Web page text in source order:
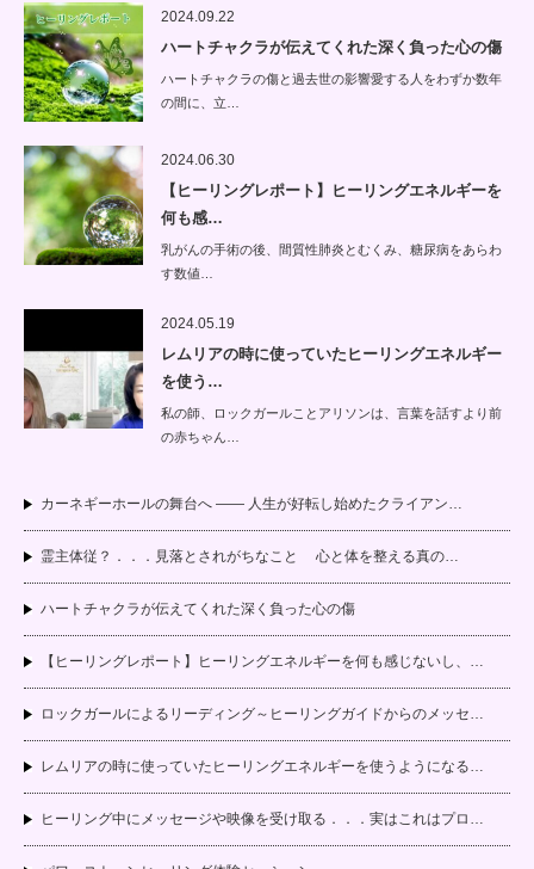
2024.09.22
ハートチャクラが伝えてくれた深く負った心の傷
ハートチャクラの傷と過去世の影響愛する人をわずか数年
の間に、立…
2024.06.30
【ヒーリングレポート】ヒーリングエネルギーを
何も感…
乳がんの手術の後、間質性肺炎とむくみ、糖尿病をあらわ
す数値…
2024.05.19
レムリアの時に使っていたヒーリングエネルギー
を使う…
私の師、ロックガールことアリソンは、言葉を話すより前
の赤ちゃん…
カーネギーホールの舞台へ —— 人生が好転し始めたクライアン…
霊主体従？．．．見落とされがちなこと 心と体を整える真の…
ハートチャクラが伝えてくれた深く負った心の傷
【ヒーリングレポート】ヒーリングエネルギーを何も感じないし、…
ロックガールによるリーディング～ヒーリングガイドからのメッセ…
レムリアの時に使っていたヒーリングエネルギーを使うようになる…
ヒーリング中にメッセージや映像を受け取る．．．実はこれはプロ…